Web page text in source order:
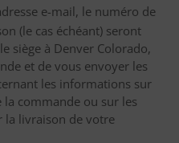
e-mail, le numéro de
(le cas échéant) seront
siège à Denver Colorado,
et de vous envoyer les
les informations sur
commande ou sur les
la livraison de votre